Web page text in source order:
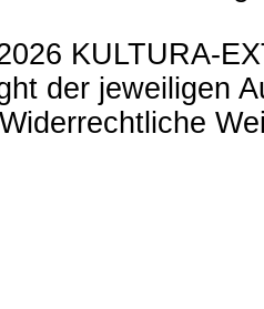
KULTURA-
der jeweiligen
Widerrechtliche